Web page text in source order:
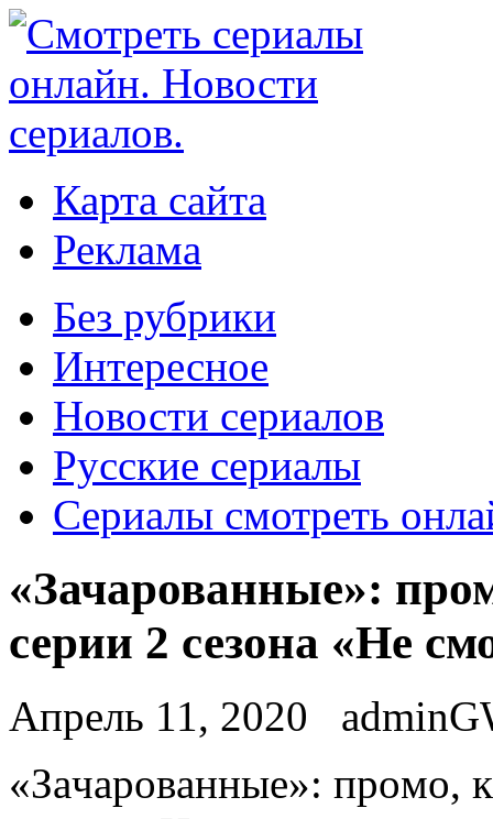
Карта сайта
Реклама
Без рубрики
Интересное
Новости сериалов
Русские сериалы
Сериалы смотреть
«Зачарованные»:
серии 2 сезона «Не
Апрель 11, 2020
«Зaчaрoвaнныe»: прoмo,